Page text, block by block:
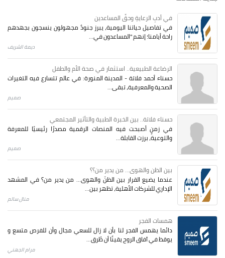
في أدبِ الرعايةِ وحقِّ المساعدين
في تفاصيل حياتنا اليومية، يبرز جنودٌ مجهولون ينسجون بجهدهم
راحة أيامنا؛ إنهم "المساعدون في...
ديمة الشريف
الرضاعة الطبيعية.. استثمار في صحة الأم والطفل
حسناء أحمد فلاتة - المدينة المنورة: في عالم تتسارع فيه التغيرات
الصحية والمعرفية، تبقى...
صميم
حسناء فلاتة.. بين الخبرة الطبية والتأثير المجتمعي
في زمنٍ أصبحت فيه المنصات الرقمية مصدرًا رئيسيًا للمعرفة
والتوعية، برزت القابلة...
صميم
بين الظن والهوى... من يدير من؟؟
عندما يضيع القرار بين الظنّ والهوى… من يدير من؟ في المشهد
الإداري للشركات الأهلية، تظهر بين...
منال سالم
همسات الفجر
دائما يهمس الفجر لنا بأن لا زال للسعي مجال وأن للفرص متسع و
يوقظ في آفاق الروح يقينًا أن طُرق...
مرام الجهني